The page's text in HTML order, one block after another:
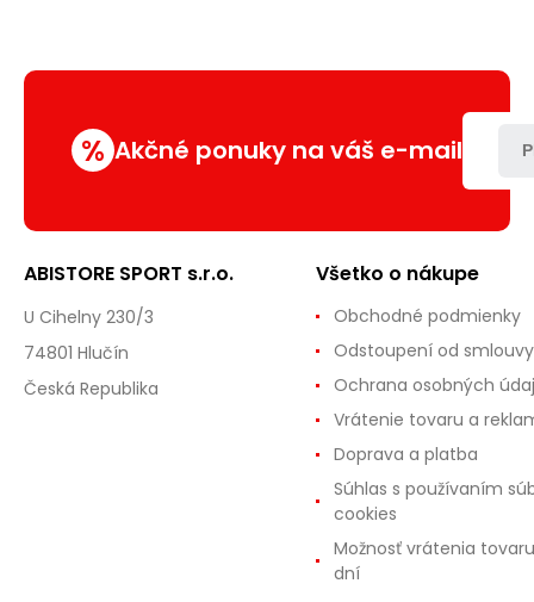
% Akčné ponuky na váš e-mail
ABISTORE SPORT s.r.o.
U Cihelny 230/3
74801 Hlučín
Česká Republika
Všetko o nákupe
Obchodné podmienky
Odstoupení od smlouvy
Ochrana osobných
Vrátenie tovaru a
Doprava a platba
Súhlas s používaním
cookies
Možnosť vrátenia
dní